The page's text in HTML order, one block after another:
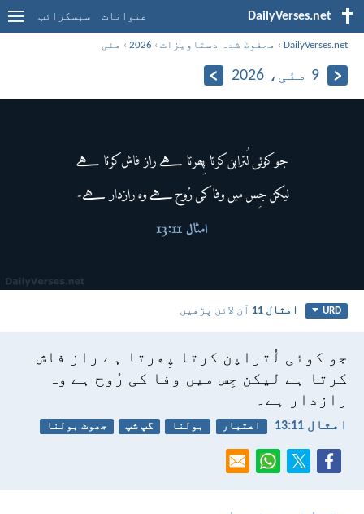
DailyVerses.net عنوانات سبسکرائب
DailyVerses.net
› محفوظ شدہ دستاویزات ›
2026
› مئی
9 مئی، 2026
URD امثال 11 آن لائن پڑھیں
جو کوئی لُتراپن کرتا پِھرتا ہے راز فاش
کرتا ہے لیکن جِس میں وفا کی رُوح ہے وہ
رازدار ہے۔
امثال 11:‏13 اعتبار بولنا گپ شپ جھوٹ بولنا